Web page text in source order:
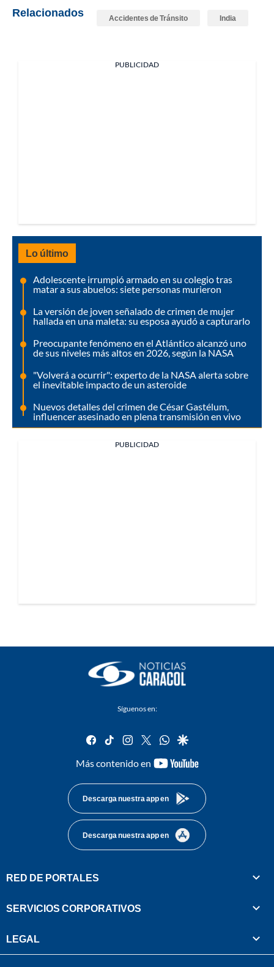
Relacionados Accidentes de Tránsito India
PUBLICIDAD
Lo último
Adolescente irrumpió armado en su colegio tras
matar a sus abuelos: siete personas murieron
La versión de joven señalado de crimen de mujer
hallada en una maleta: su esposa ayudó a capturarlo
Preocupante fenómeno en el Atlántico alcanzó uno
de sus niveles más altos en 2026, según la NASA
"Volverá a ocurrir": experto de la NASA alerta sobre
el inevitable impacto de un asteroide
Nuevos detalles del crimen de César Gastélum,
influencer asesinado en plena transmisión en vivo
PUBLICIDAD
Síguenos en:
facebook
tiktok instagram
twitterwhatsapp
google
Más contenido en
youtube-
Descarga nuestra app en
Descarga nuestra app en
RED DE PORTALES
SERVICIOS CORPORATIVOS
LEGAL